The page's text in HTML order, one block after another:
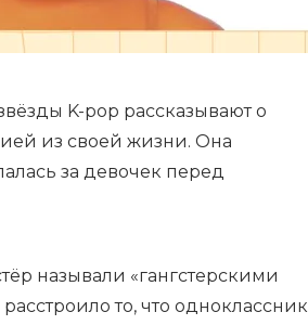
K-pop рассказывают о
из своей жизни. Она
за девочек перед
называли «гангстерскими
то, что одноклассник